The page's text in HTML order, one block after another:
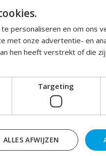
personaliseren en om ons
met onze advertentie- en
hen heeft verstrekt of die
Targeting
ALLES AFWIJZEN